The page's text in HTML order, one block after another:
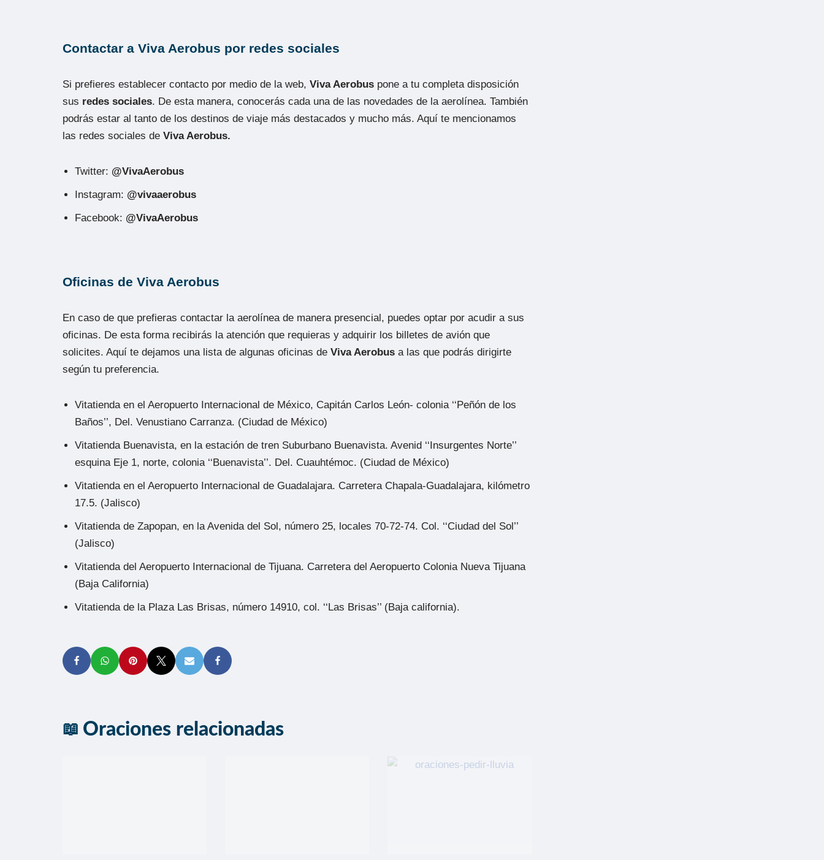
Contactar a Viva Aerobus por redes sociales
Si prefieres establecer contacto por medio de la web, Viva Aerobus pone a tu completa disposición
sus redes sociales. De esta manera, conocerás cada una de las novedades de la aerolínea. También
podrás estar al tanto de los destinos de viaje más destacados y mucho más. Aquí te mencionamos
las redes sociales de Viva Aerobus.
Twitter: @VivaAerobus
Instagram: @vivaaerobus
Facebook: @VivaAerobus
Oficinas de Viva Aerobus
En caso de que prefieras contactar la aerolínea de manera presencial, puedes optar por acudir a sus
oficinas. De esta forma recibirás la atención que requieras y adquirir los billetes de avión que
solicites. Aquí te dejamos una lista de algunas oficinas de Viva Aerobus a las que podrás dirigirte
según tu preferencia.
Vitatienda en el Aeropuerto Internacional de México, Capitán Carlos León- colonia ‘‘Peñón de los
Baños’’, Del. Venustiano Carranza. (Ciudad de México)
Vitatienda Buenavista, en la estación de tren Suburbano Buenavista. Avenid ‘‘Insurgentes Norte’’
esquina Eje 1, norte, colonia ‘‘Buenavista’’. Del. Cuauhtémoc. (Ciudad de México)
Vitatienda en el Aeropuerto Internacional de Guadalajara. Carretera Chapala-Guadalajara, kilómetro
17.5. (Jalisco)
Vitatienda de Zapopan, en la Avenida del Sol, número 25, locales 70-72-74. Col. ‘‘Ciudad del Sol’’
(Jalisco)
Vitatienda del Aeropuerto Internacional de Tijuana. Carretera del Aeropuerto Colonia Nueva Tijuana
(Baja California)
Vitatienda de la Plaza Las Brisas, número 14910, col. ‘‘Las Brisas’’ (Baja california).
Oraciones relacionadas